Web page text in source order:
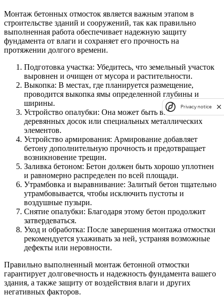
Монтаж бетонных отмосток является важным этапом в
строительстве зданий и сооружений, так как правильно
выполненная работа обеспечивает надежную защиту
фундамента от влаги и сохраняет его прочность на
протяжении долгого времени.
Подготовка участка: Убедитесь, что земельный участок
выровнен и очищен от мусора и растительности.
Выкопка: В местах, где планируется размещение,
проводится выкопка ямы определенной глубины и
ширины.
Устройство опалубки: Она может быть выполнена из
деревянных досок или специальных металлических
элементов.
Устройство армирования: Армирование добавляет
бетону дополнительную прочность и предотвращает
возникновение трещин.
Заливка бетоном: Бетон должен быть хорошо уплотнен
и равномерно распределен по всей площади.
Утрамбовка и выравнивание: Залитый бетон тщательно
утрамбовывается, чтобы исключить пустоты и
воздушные пузыри.
Снятие опалубки: Благодаря этому бетон продолжит
затвердеваться.
Уход и обработка: После завершения монтажа отмостки
рекомендуется ухаживать за ней, устраняя возможные
дефекты или неровности.
Правильно выполненный монтаж бетонной отмостки
гарантирует долговечность и надежность фундамента вашего
здания, а также защиту от воздействия влаги и других
негативных факторов.
Privacy notice